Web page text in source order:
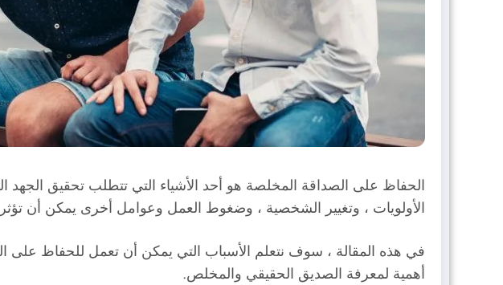
الحفاظ على الصداقة المخلصة هو أحد الأشياء التي تتطلب تحقيق الجهد
الأولويات ، وتغيير الشخصية ، وضغوط العمل وعوامل أخرى يمكن أن
في هذه المقالة ، سوف نتعلم الأسباب التي يمكن أن تعمل للحفاظ على
أهمية لمعرفة الصديق الحقيقي والمخلص.